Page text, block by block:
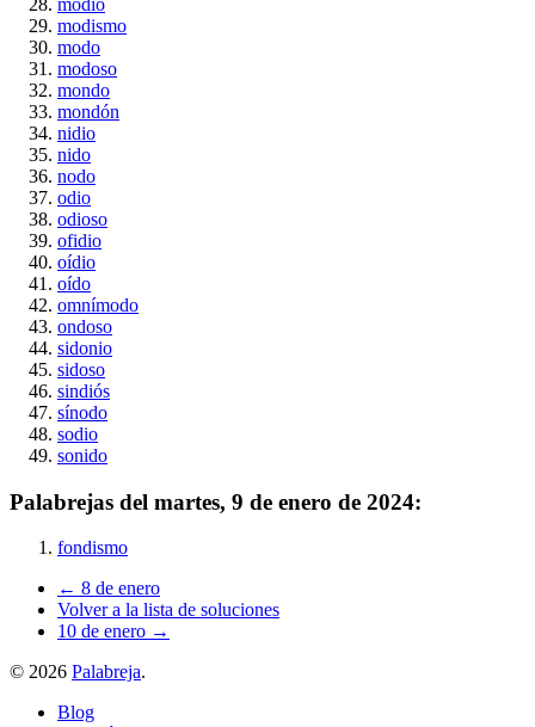
modio
modismo
modo
modoso
mondo
mondón
nidio
nido
nodo
odio
odioso
ofidio
oídio
oído
omnímodo
ondoso
sidonio
sidoso
sindiós
sínodo
sodio
sonido
Palabrejas del martes, 9 de enero de 2024:
fondismo
← 8 de enero
Volver a la lista de soluciones
10 de enero →
© 2026 Palabreja.
Blog